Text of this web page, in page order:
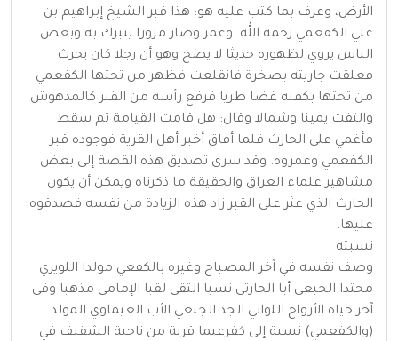
الأرض، وعرف بما كتب عليه هو: هذا قبر الشيخ إبراهيم بن
علي الكفعمي رحمه الله. وعمر وصار مزورا يتبرك به وبعض
الناس يروي لظهوره حديثا لا يصح وهو أن رجلا كان يحرث
فعلقت جاريته بصخرة فانقلعت فظهر من تحتها الكفعمي
من تحتها بكفنه غضا طريا فرفع رأسه من القبر كالمدهوش
والتفت يمينا وشمالا وقال: هل قامت القيامة ثم سقط
فأغمي على الحارث فلما أفاق أخبر أهل القرية فوجوده قبر
الكفعمي وعمروه. وقد سرى تصديق هذه القصة إلى بعض
مشاهير علماء العراق والحقيقة ما ذكرناه ويمكن أن يكون
الحارث الذي عثر على القبر زاد هذه الزيادة من نفسه فصدقوه
عليها.
نسبته
وصف نفسه في آخر المصباح وغيره بالكفعي مولدا اللويزي
محتدا الجبعي أبا الحارثي نسبا التقي لقبا الإمامي مذهبا وفي
آخر حياة الأرواح اللواني الجد الجبعي الأب العيماوي المولد.
(والكفعمي) نسبة إلى كفرعيما قرية من ناحية الشقيف في